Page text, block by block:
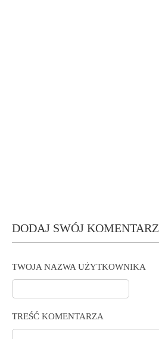
DODAJ SWÓJ KOMENTARZ
TWOJA NAZWA UŻYTKOWNIKA
TREŚĆ KOMENTARZA